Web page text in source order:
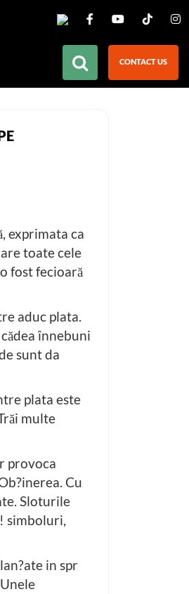
CONTACT US
exprimata ca
toate cele
fost fecioară
aduc plata.
înnebuni
sunt da
plata este
multe
provoca
Cu
Sloturile
simboluri,
in spr